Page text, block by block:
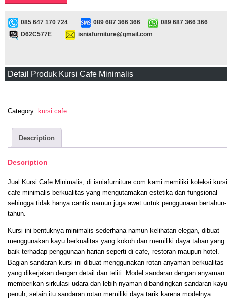
085 647 170 724 089 687 366 366
089 687 366 366
D62C577E
isniafurniture@gmail.com
Detail Produk Kursi Cafe Minimalis
Category: kursi cafe
Description
Description
Jual Kursi Cafe Minimalis, di isniafurniture.com kami memiliki koleksi kursi
cafe minimalis berkualitas yang mengutamakan estetika dan fungsional
sehingga tidak hanya cantik namun juga awet untuk penggunaan bertahun-
tahun.
Kursi ini bentuknya minimalis sederhana namun kelihatan elegan, dibuat
menggunakan kayu berkualitas yang kokoh dan memiliki daya tahan yang
baik terhadap penggunaan harian seperti di cafe, restoran maupun hotel.
Bagian sandaran kursi ini dibuat menggunakan rotan anyaman berkualitas
yang dikerjakan dengan detail dan teliti. Model sandaran dengan anyaman
memberikan sirkulasi udara dan lebih nyaman dibandingkan sandaran kayu
penuh, selain itu sandaran rotan memiliki daya tarik karena modelnya